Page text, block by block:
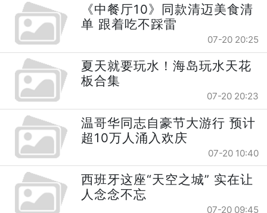
《中餐厅10》同款清迈美食清
单 跟着吃不踩雷
07-20 20:25
夏天就要玩水！海岛玩水天花
板合集
07-20 20:23
温哥华同志自豪节大游行 预计
超10万人涌入欢庆
07-20 10:40
西班牙这座“天空之城” 实在让
人念念不忘
07-20 09:45